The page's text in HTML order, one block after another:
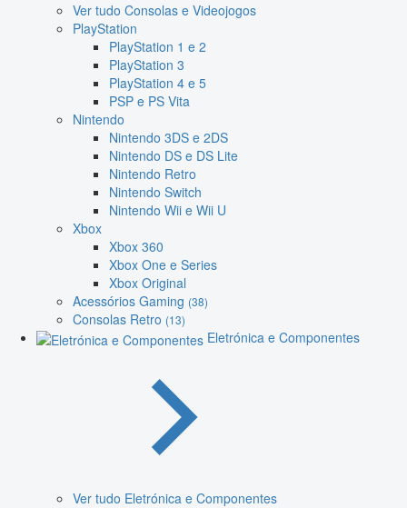
Ver tudo Consolas e Videojogos
PlayStation
PlayStation 1 e 2
PlayStation 3
PlayStation 4 e 5
PSP e PS Vita
Nintendo
Nintendo 3DS e 2DS
Nintendo DS e DS Lite
Nintendo Retro
Nintendo Switch
Nintendo Wii e Wii U
Xbox
Xbox 360
Xbox One e Series
Xbox Original
Acessórios Gaming (38)
Consolas Retro (13)
Eletrónica e Componentes
Ver tudo Eletrónica e Componentes